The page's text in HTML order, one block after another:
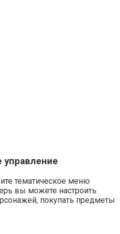
управление
тематическое меню
вы можете настроить
покупать предметы